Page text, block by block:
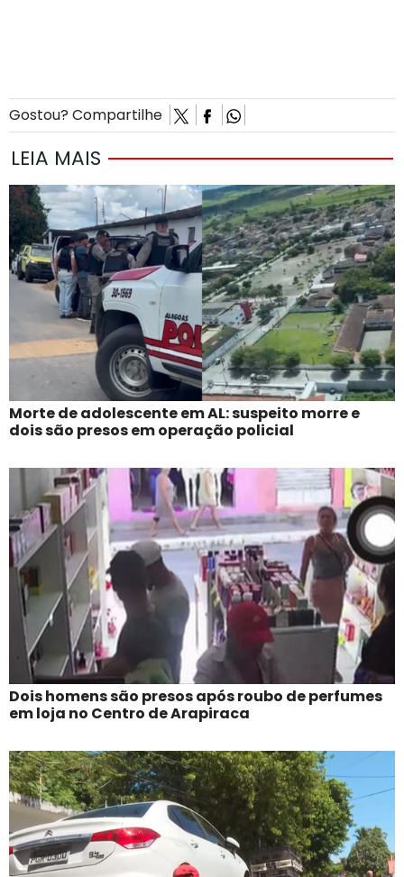
Gostou? Compartilhe
LEIA MAIS
Morte de adolescente em AL: suspeito morre e
dois são presos em operação policial
Dois homens são presos após roubo de perfumes
em loja no Centro de Arapiraca